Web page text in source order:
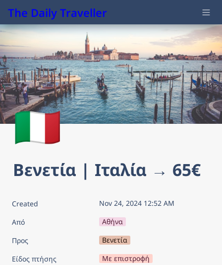
The Daily Traveller
🇮🇹
Βενετία | Ιταλία → 65€
Created
Nov 24, 2024 12:52 AM
Από
Αθήνα
Προς
Βενετία
Είδος πτήσης
Με επιστροφή